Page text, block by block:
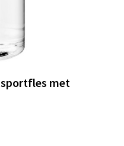
sportfles met